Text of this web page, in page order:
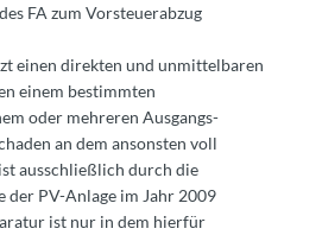
FA zum Vorsteuerabzug
einen direkten und unmittelbaren
einem bestimmten
oder mehreren Ausgangs-
an dem ansonsten voll
ausschließlich durch die
der PV-Anlage im Jahr 2009
ist nur in dem hierfür